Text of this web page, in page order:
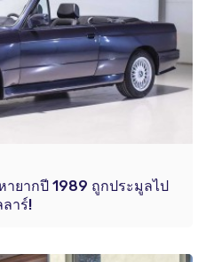
ายากปี 1989 ถูกประมูลไป
ลาร์!